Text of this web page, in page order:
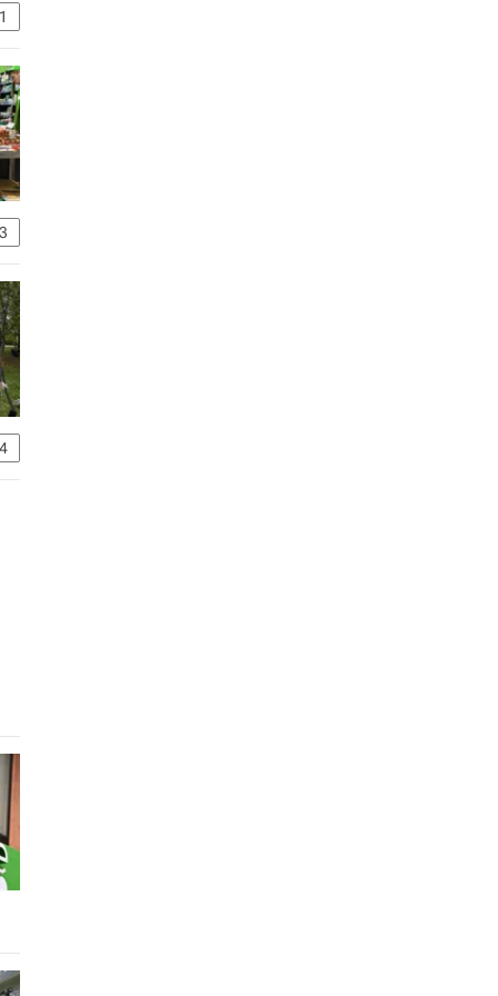
1
3
4